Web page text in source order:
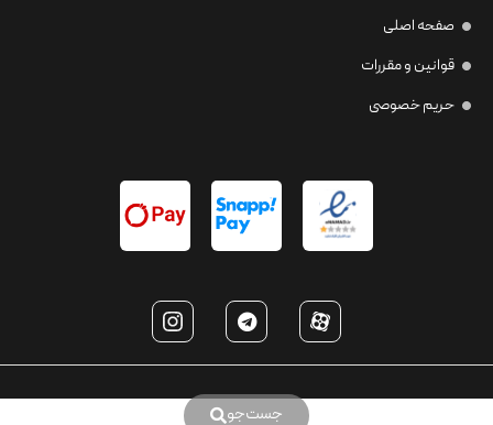
جست‌جو
صفحه اصلی
قوانین و مقررات
حریم خصوصی